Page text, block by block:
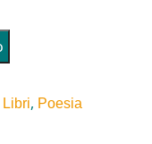
di Jean
Libri, Poesia